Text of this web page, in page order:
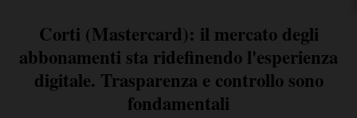
Corti (Mastercard): il mercato degli
abbonamenti sta ridefinendo l'esperienza
digitale. Trasparenza e controllo sono
fondamentali